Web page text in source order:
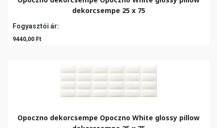
dekorcsempe 25 x 75
Fogyasztói ár:
9440,00 Ft
Opoczno dekorcsempe Opoczno White glossy pillow